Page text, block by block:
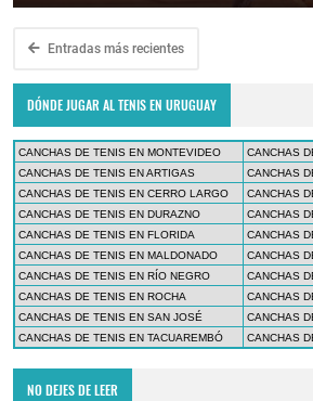
Entradas más recientes
DÓNDE JUGAR AL TENIS EN URUGUAY
CANCHAS DE TENIS EN MONTEVIDEO
CANCHAS
CANCHAS DE TENIS EN ARTIGAS
CANCHAS
CANCHAS DE TENIS EN CERRO LARGO
CANCHAS
CANCHAS DE TENIS EN DURAZNO
CANCHAS
CANCHAS DE TENIS EN FLORIDA
CANCHAS
CANCHAS DE TENIS EN MALDONADO
CANCHAS
CANCHAS DE TENIS EN RÍO NEGRO
CANCHAS
CANCHAS DE TENIS EN ROCHA
CANCHAS
CANCHAS DE TENIS EN SAN JOSÉ
CANCHAS
CANCHAS DE TENIS EN TACUAREMBÓ
CANCHAS
NO DEJES DE LEER